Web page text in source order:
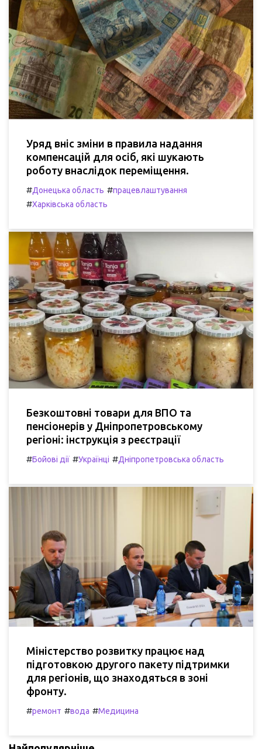
Уряд вніс зміни в правила надання
компенсацій для осіб, які шукають
роботу внаслідок переміщення.
#Донецька область #працевлаштування
#Харківська область
Безкоштовні товари для ВПО та
пенсіонерів у Дніпропетровському
регіоні: інструкція з реєстрації
#Бойові дії #Українці #Дніпропетровська область
Міністерство розвитку працює над
підготовкою другого пакету підтримки
для регіонів, що знаходяться в зоні
фронту.
#ремонт #вода #Медицина